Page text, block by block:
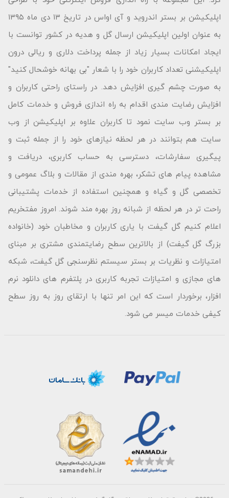
اپلیکیشن بر بستر اندروید و آی اواس در تاریخ ۱۳ دی ماه ۱۳۹۵
به عنوان اولین اپلیکیشن ارسال گل و هدیه در کشور توانست با
ایجاد امکانات بسیار زیاد از جمله پرداخت دلاری و ریالی درون
اپلیکیشنی تعداد کاربران خود را با شعار "بى بهانه خوشحال كنید"
به صورت چشم گیری افزایش دهد. در راستای راحتی کاربران و
افزایش رضایت مندی اقدام به راه اندازی فروش و خدمات کامل
بر بستر وب سایت نمود تا کاربران علاوه بر اپلیکیشن از وب
سایت هم بتوانند در هر لحظه نیازهای خود را از جمله ثبت و
پیگیری سفارشات، دسترسی به حساب کاربری، دریافت و
مشاهده پیام های تشکر، بهره مندی از مقالات و بلاگ عمومی و
تخصصی گل و گیاه و همچنین استفاده از خدمات پشتیبانی
راحت تر در هر لحظه از شبانه روز بهره مند شوند. امروز مفتخریم
اعلام کنیم گل گیفت با یاری کاربران و مخاطبان خود (خانواده
بزرگ گل گیفت) از بالاترین سطح رضایتمندی مشتری بر مبنای
امتیازات و نظریات بر بستر سیستم نظرسنجی گل گیفت، شبکه
های مجازی و امتیازات تجربه کاربری در پلتفرم های دانلود نرم
افزار، برخوردار است که این امر تنها با ارتقای روز به روز سطح
کیفی خدمات میسر می شود.